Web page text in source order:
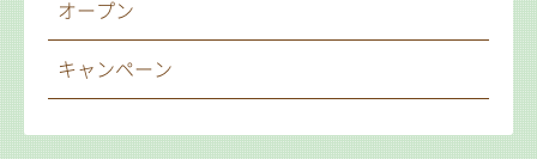
オープン
キャンペーン